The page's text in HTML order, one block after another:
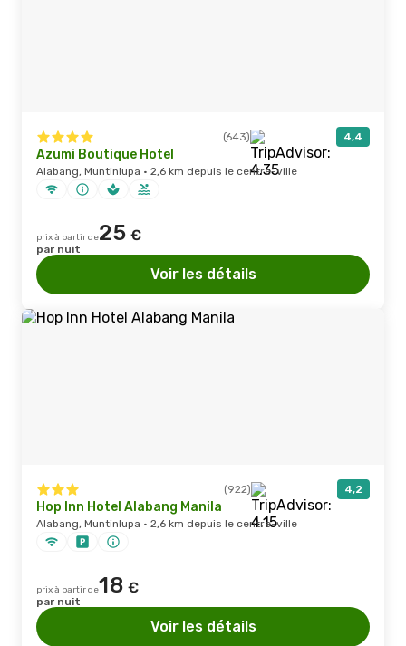
(643) 4,4
Azumi Boutique Hotel
Alabang, Muntinlupa · 2,6 km depuis le centre-ville
prix à partir de25 €
par nuit
Voir les détails
(922) 4,2
Hop Inn Hotel Alabang Manila
Alabang, Muntinlupa · 2,6 km depuis le centre-ville
prix à partir de18 €
par nuit
Voir les détails